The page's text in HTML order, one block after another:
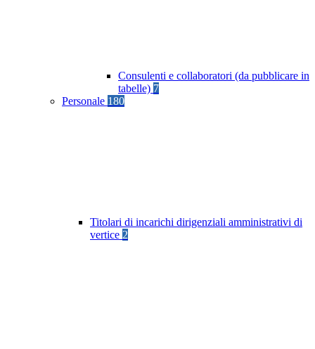
Consulenti e collaboratori (da pubblicare in
tabelle) 7
Personale 180
Titolari di incarichi dirigenziali amministrativi di
vertice 2